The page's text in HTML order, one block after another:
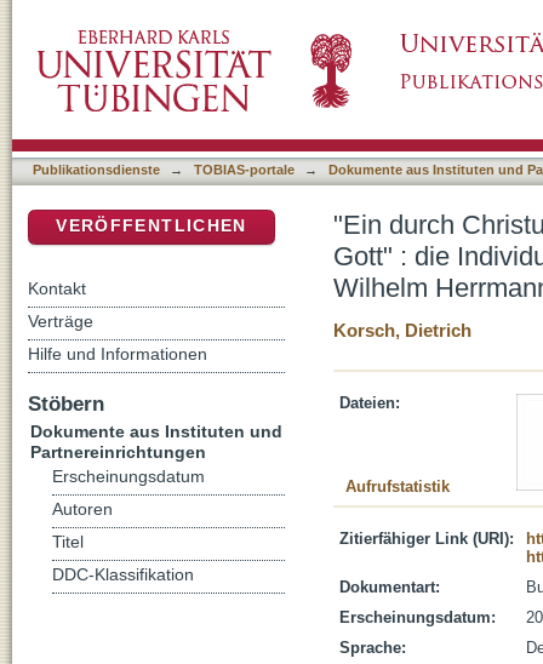
Glaubens und die Objektivität Gottes bei
Publikationsdienste → TOBIAS-portale → Dokumente aus Instituten und
"Ein durch
Gott" : die
Wilhelm
Korsch, Dietrich
Dateien:
Aufrufstatistik
Zitierfähiger Link (URI):
Dokumentart:
Erscheinungsdatum:
Sprache:
VERÖFFENTLICHEN
Kontakt
Verträge
Hilfe und Informationen
Stöbern
Dokumente aus Instituten und
Partnereinrichtungen
Erscheinungsdatum
Autoren
Titel
DDC-Klassifikation